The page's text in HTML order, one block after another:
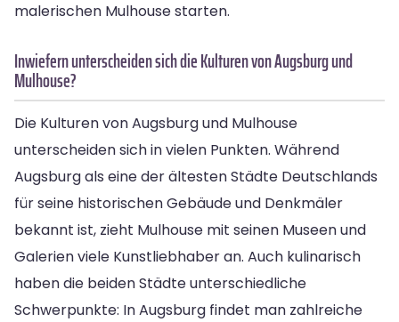
malerischen Mulhouse starten.
Inwiefern unterscheiden sich die Kulturen von Augsburg und
Mulhouse?
Die Kulturen von Augsburg und Mulhouse
unterscheiden sich in vielen Punkten. Während
Augsburg als eine der ältesten Städte Deutschlands
für seine historischen Gebäude und Denkmäler
bekannt ist, zieht Mulhouse mit seinen Museen und
Galerien viele Kunstliebhaber an. Auch kulinarisch
haben die beiden Städte unterschiedliche
Schwerpunkte: In Augsburg findet man zahlreiche